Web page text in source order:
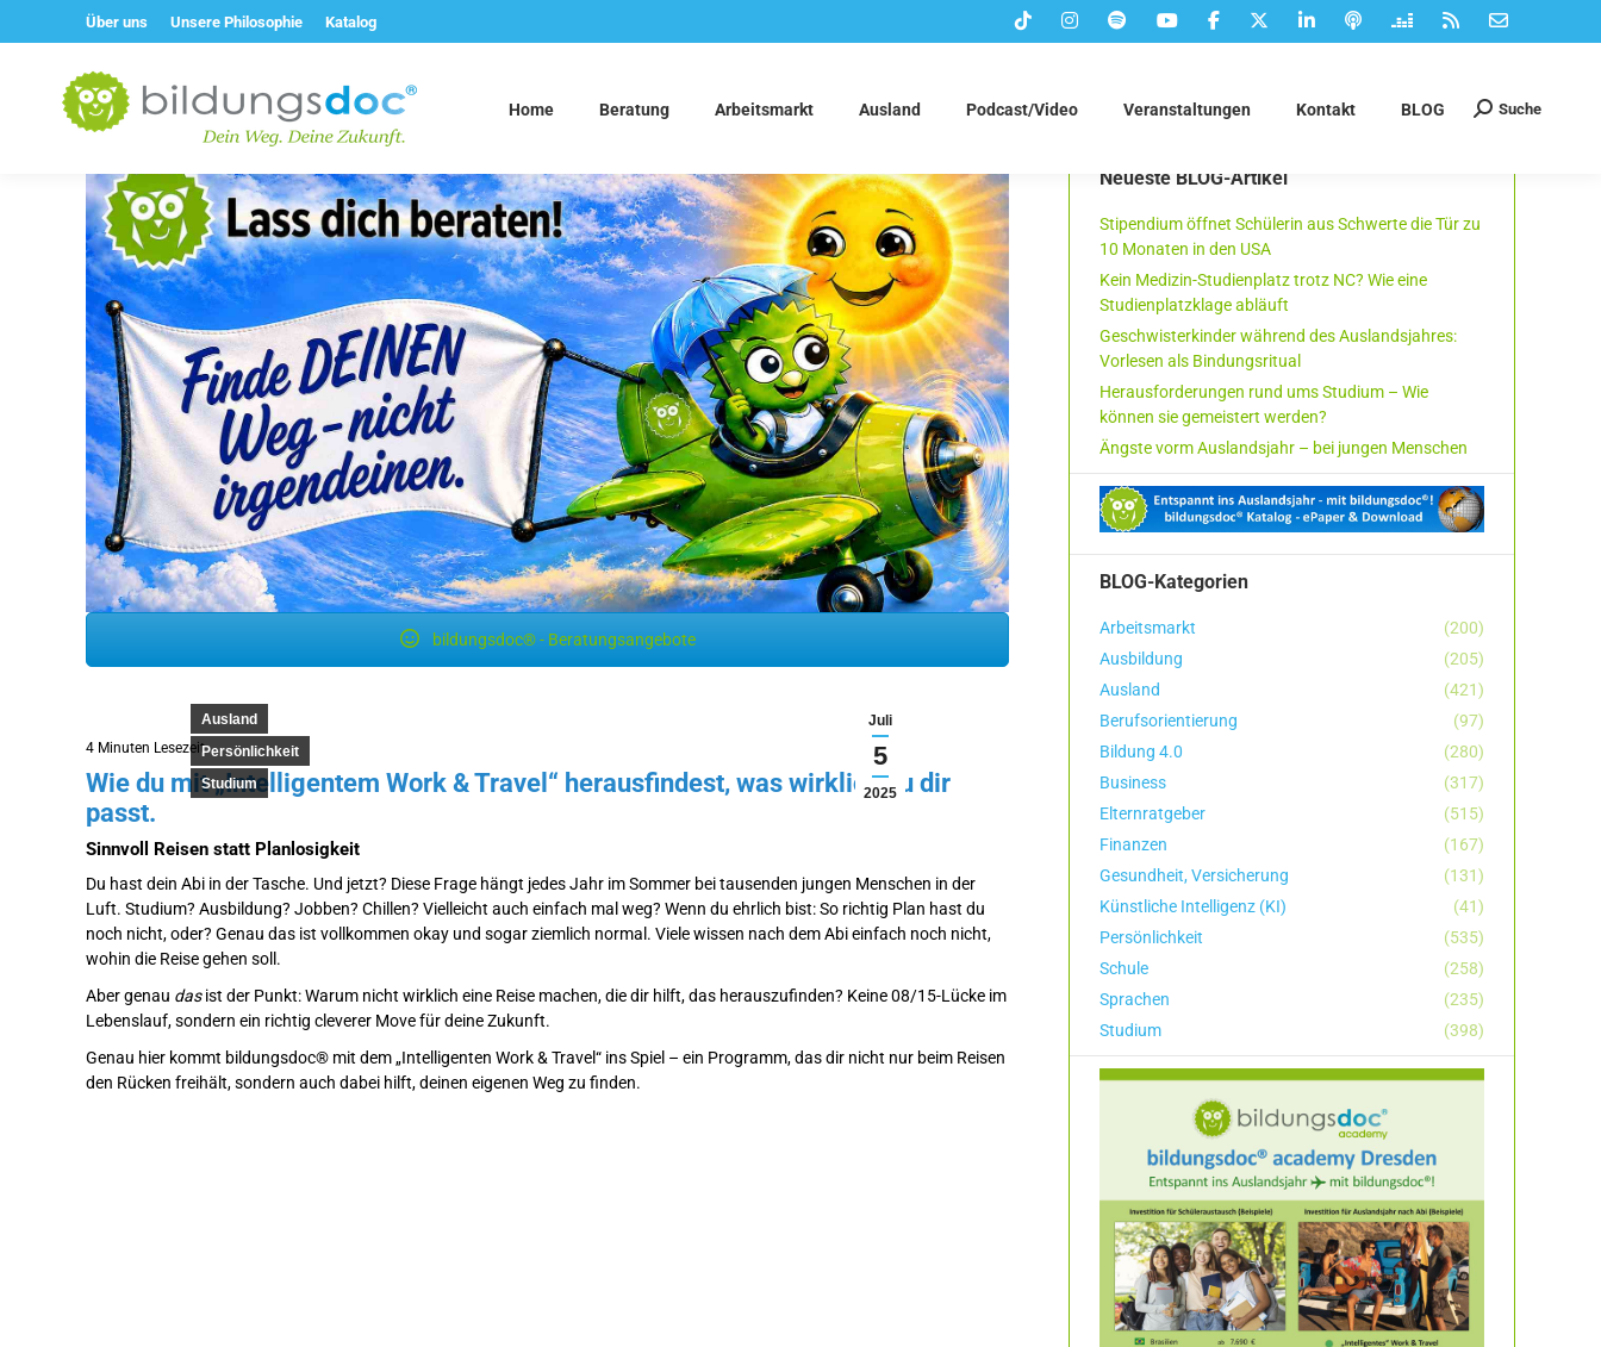
Über uns Unsere Philosophie Katalog
Home Beratung Arbeitsmarkt Ausland Podcast/Video Veranstaltungen Kontakt BLOG Suchen:
Suche
bildungsdoc® - Beratungsangebote
Juli
5
2025
Ausland
Persönlichkeit
Studium
4 Minuten Lesezeit
Wie du mit „Intelligentem Work & Travel“ herausfindest, was wirklich zu dir
passt.
Sinnvoll Reisen statt Planlosigkeit
Du hast dein Abi in der Tasche. Und jetzt? Diese Frage hängt jedes Jahr im Sommer bei tausenden jungen Menschen in der
Luft. Studium? Ausbildung? Jobben? Chillen? Vielleicht auch einfach mal weg? Wenn du ehrlich bist: So richtig Plan hast du
noch nicht, oder? Genau das ist vollkommen okay und sogar ziemlich normal. Viele wissen nach dem Abi einfach noch nicht,
wohin die Reise gehen soll.
Aber genau dasist der Punkt: Warum nicht wirklich eine Reise machen, die dir hilft, das herauszufinden? Keine 08/15-Lücke im
Lebenslauf, sondern ein richtig cleverer Move für deine Zukunft.
Genau hier kommt bildungsdoc® mit dem „Intelligenten Work & Travel“ ins Spiel – ein Programm, das dir nicht nur beim Reisen
den Rücken freihält, sondern auch dabei hilft, deinen eigenen Weg zu finden.
Neueste BLOG-Artikel
Stipendium öffnet Schülerin aus Schwerte die Tür zu
10 Monaten in den USA
Kein Medizin-Studienplatz trotz NC? Wie eine
Studienplatzklage abläuft
Geschwisterkinder während des Auslandsjahres:
Vorlesen als Bindungsritual
Herausforderungen rund ums Studium – Wie
können sie gemeistert werden?
Ängste vorm Auslandsjahr – bei jungen Menschen
BLOG-Kategorien
Arbeitsmarkt
(200)
Ausbildung
(205)
Ausland
(421)
Berufsorientierung
(97)
Bildung 4.0
(280)
Business
(317)
Elternratgeber
(515)
Finanzen
(167)
Gesundheit, Versicherung
(131)
Künstliche Intelligenz (KI)
(41)
Persönlichkeit
(535)
Schule
(258)
Sprachen
(235)
Studium
(398)